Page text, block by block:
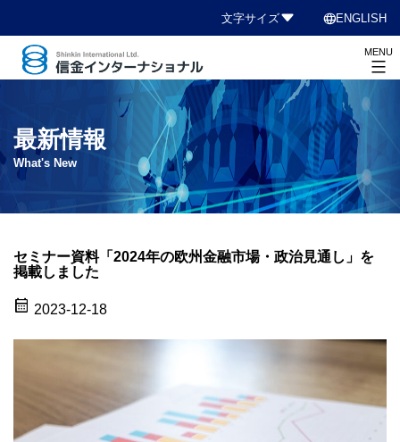
ン
ン
ス
文字サイズ languageENGLISH
イ
ン
タ
シ
ョ
ナ
MENU
最新情報
What's New
セミナー資料「2024年の欧州金融市場・政治見通し」を
掲載しました
calendar_month 2023-12-18